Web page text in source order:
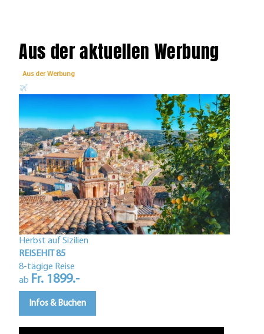
Aus der aktuellen Werbung
Aus der Werbung
Herbst auf Sizilien
REISEHIT 85
8-tägige Reise
ab Fr. 1899.-
Infos & Buchen